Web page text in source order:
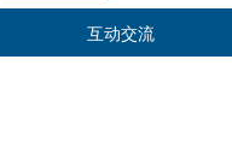
互动交流